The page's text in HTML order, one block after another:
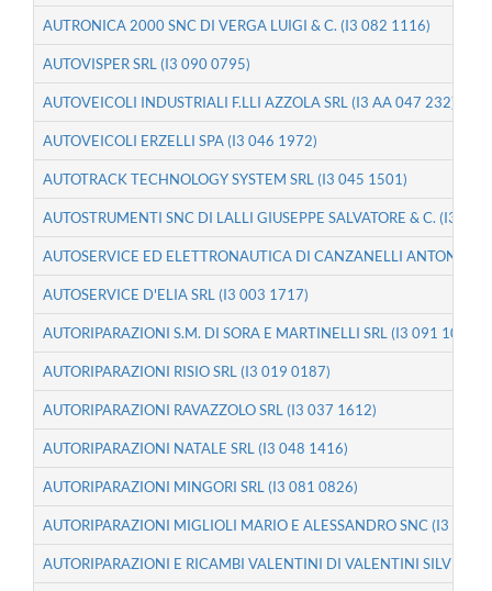
AUTRONICA 2000 SNC DI VERGA LUIGI & C. (I3 082 1116)
AUTOVISPER SRL (I3 090 0795)
AUTOVEICOLI INDUSTRIALI F.LLI AZZOLA SRL (I3 AA 047 232)
AUTOVEICOLI ERZELLI SPA (I3 046 1972)
AUTOTRACK TECHNOLOGY SYSTEM SRL (I3 045 1501)
AUTOSTRUMENTI SNC DI LALLI GIUSEPPE SALVATORE & C. (I3
AUTOSERVICE ED ELETTRONAUTICA DI CANZANELLI ANTONIO
AUTOSERVICE D'ELIA SRL (I3 003 1717)
AUTORIPARAZIONI S.M. DI SORA E MARTINELLI SRL (I3 091 1008)
AUTORIPARAZIONI RISIO SRL (I3 019 0187)
AUTORIPARAZIONI RAVAZZOLO SRL (I3 037 1612)
AUTORIPARAZIONI NATALE SRL (I3 048 1416)
AUTORIPARAZIONI MINGORI SRL (I3 081 0826)
AUTORIPARAZIONI MIGLIOLI MARIO E ALESSANDRO SNC (I3 031
AUTORIPARAZIONI E RICAMBI VALENTINI DI VALENTINI SILVIO &